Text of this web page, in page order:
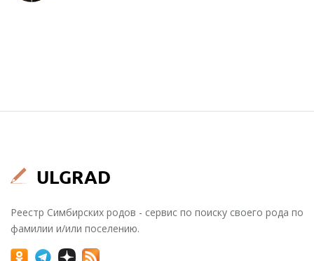
Реестр Симбирских родов - сервис по поиску своего рода по
фамилии и/или поселению.